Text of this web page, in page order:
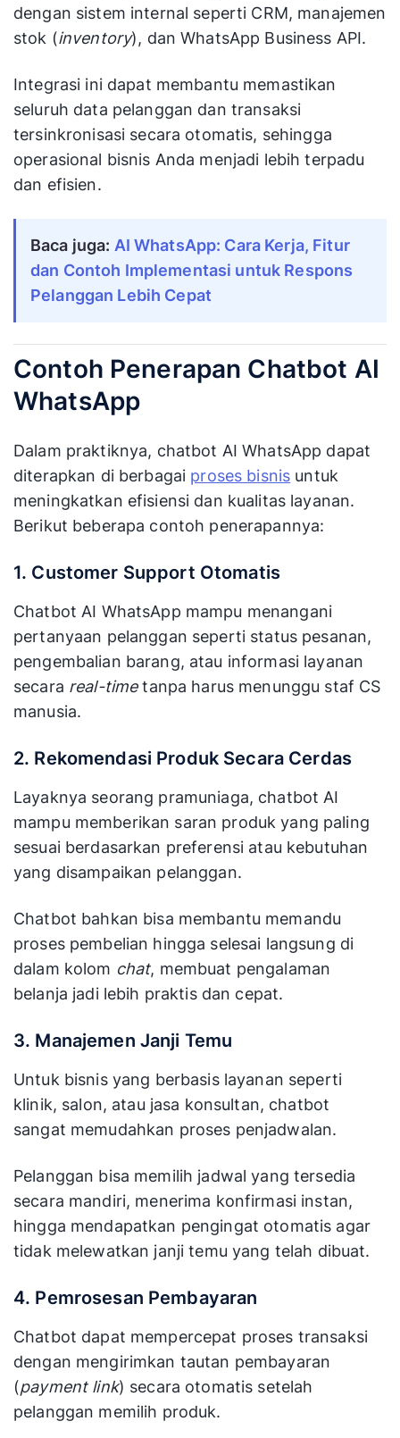
dengan sistem internal seperti CRM, manajemen
stok (inventory), dan WhatsApp Business API.
Integrasi ini dapat membantu memastikan
seluruh data pelanggan dan transaksi
tersinkronisasi secara otomatis, sehingga
operasional bisnis Anda menjadi lebih terpadu
dan efisien.
Baca juga: AI WhatsApp: Cara Kerja, Fitur
dan Contoh Implementasi untuk Respons
Pelanggan Lebih Cepat
Contoh Penerapan Chatbot AI
WhatsApp
Dalam praktiknya, chatbot AI WhatsApp dapat
diterapkan di berbagai proses bisnis untuk
meningkatkan efisiensi dan kualitas layanan.
Berikut beberapa contoh penerapannya:
1. Customer Support Otomatis
Chatbot AI WhatsApp mampu menangani
pertanyaan pelanggan seperti status pesanan,
pengembalian barang, atau informasi layanan
secara real-timetanpa harus menunggu staf CS
manusia.
2. Rekomendasi Produk Secara Cerdas
Layaknya seorang pramuniaga, chatbot AI
mampu memberikan saran produk yang paling
sesuai berdasarkan preferensi atau kebutuhan
yang disampaikan pelanggan.
Chatbot bahkan bisa membantu memandu
proses pembelian hingga selesai langsung di
dalam kolom chat, membuat pengalaman
belanja jadi lebih praktis dan cepat.
3. Manajemen Janji Temu
Untuk bisnis yang berbasis layanan seperti
klinik, salon, atau jasa konsultan, chatbot
sangat memudahkan proses penjadwalan.
Pelanggan bisa memilih jadwal yang tersedia
secara mandiri, menerima konfirmasi instan,
hingga mendapatkan pengingat otomatis agar
tidak melewatkan janji temu yang telah dibuat.
4. Pemrosesan Pembayaran
Chatbot dapat mempercepat proses transaksi
dengan mengirimkan tautan pembayaran
(payment link) secara otomatis setelah
pelanggan memilih produk.